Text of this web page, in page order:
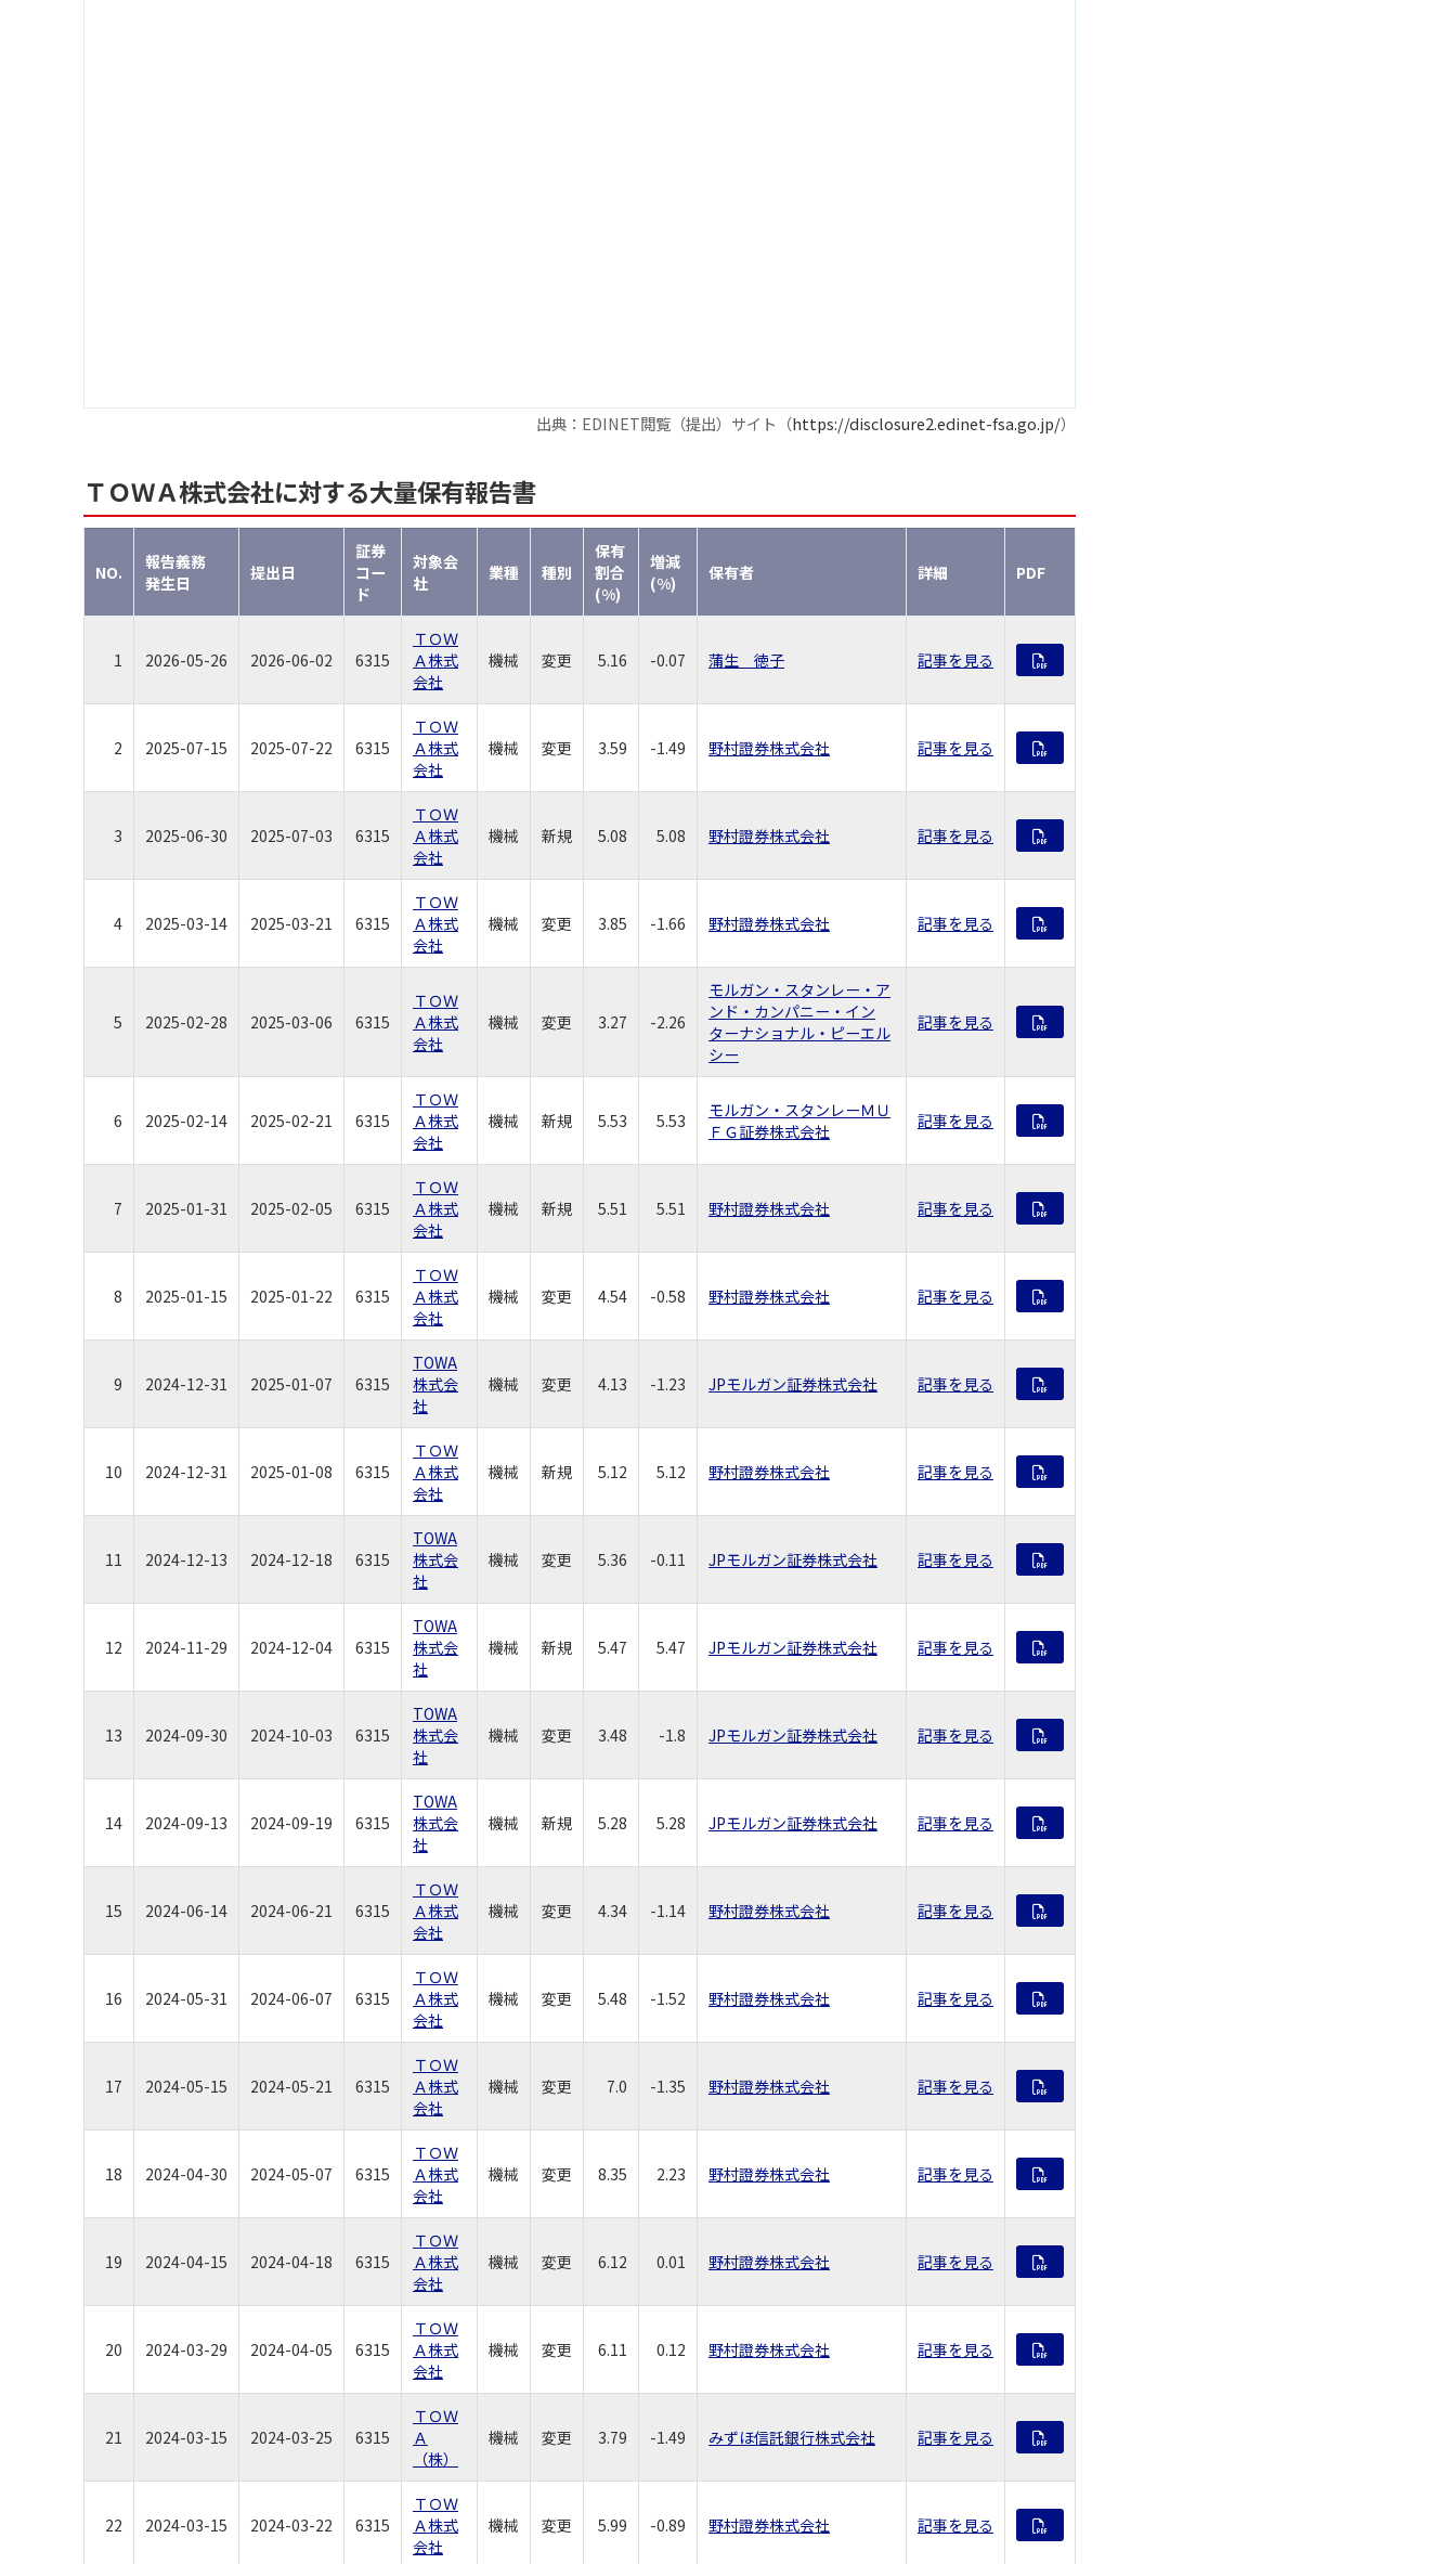
出典：EDINET閲覧（提出）サイト（https://disclosure2.edinet-fsa.go.jp/）
ＴＯＷＡ株式会社に対する大量保有報告書
NO.
報告義務
発生日
提出日
証券
コー
ド
対象会
社
業種 種別
保有
割合
(%)
増減
(%)
保有者 詳細 PDF
1 2026-05-26 2026-06-02 6315
ＴＯＷ
Ａ株式
会社
機械 変更 5.16 -0.07 蒲生 徳子 記事を見る
2 2025-07-15 2025-07-22 6315
ＴＯＷ
Ａ株式
会社
機械 変更 3.59 -1.49 野村證券株式会社 記事を見る
3 2025-06-30 2025-07-03 6315
ＴＯＷ
Ａ株式
会社
機械 新規 5.08 5.08 野村證券株式会社 記事を見る
4 2025-03-14 2025-03-21 6315
ＴＯＷ
Ａ株式
会社
機械 変更 3.85 -1.66 野村證券株式会社 記事を見る
5 2025-02-28 2025-03-06 6315
ＴＯＷ
Ａ株式
会社
機械 変更 3.27 -2.26
モルガン・スタンレー・ア
ンド・カンパニー・イン
ターナショナル・ピーエル
シー
記事を見る
6 2025-02-14 2025-02-21 6315
ＴＯＷ
Ａ株式
会社
機械 新規 5.53 5.53
モルガン・スタンレーＭＵ
ＦＧ証券株式会社
記事を見る
7 2025-01-31 2025-02-05 6315
ＴＯＷ
Ａ株式
会社
機械 新規 5.51 5.51 野村證券株式会社 記事を見る
8 2025-01-15 2025-01-22 6315
ＴＯＷ
Ａ株式
会社
機械 変更 4.54 -0.58 野村證券株式会社 記事を見る
9 2024-12-31 2025-01-07 6315
TOWA
株式会
社
機械 変更 4.13 -1.23 JPモルガン証券株式会社 記事を見る
10 2024-12-31 2025-01-08 6315
ＴＯＷ
Ａ株式
会社
機械 新規 5.12 5.12 野村證券株式会社 記事を見る
11 2024-12-13 2024-12-18 6315
TOWA
株式会
社
機械 変更 5.36 -0.11 JPモルガン証券株式会社 記事を見る
12 2024-11-29 2024-12-04 6315
TOWA
株式会
社
機械 新規 5.47 5.47 JPモルガン証券株式会社 記事を見る
13 2024-09-30 2024-10-03 6315
TOWA
株式会
社
機械 変更 3.48 -1.8 JPモルガン証券株式会社 記事を見る
14 2024-09-13 2024-09-19 6315
TOWA
株式会
社
機械 新規 5.28 5.28 JPモルガン証券株式会社 記事を見る
15 2024-06-14 2024-06-21 6315
ＴＯＷ
Ａ株式
会社
機械 変更 4.34 -1.14 野村證券株式会社 記事を見る
16 2024-05-31 2024-06-07 6315
ＴＯＷ
Ａ株式
会社
機械 変更 5.48 -1.52 野村證券株式会社 記事を見る
17 2024-05-15 2024-05-21 6315
ＴＯＷ
Ａ株式
会社
機械 変更 7.0 -1.35 野村證券株式会社 記事を見る
18 2024-04-30 2024-05-07 6315
ＴＯＷ
Ａ株式
会社
機械 変更 8.35 2.23 野村證券株式会社 記事を見る
19 2024-04-15 2024-04-18 6315
ＴＯＷ
Ａ株式
会社
機械 変更 6.12 0.01 野村證券株式会社 記事を見る
20 2024-03-29 2024-04-05 6315
ＴＯＷ
Ａ株式
会社
機械 変更 6.11 0.12 野村證券株式会社 記事を見る
21 2024-03-15 2024-03-25 6315
ＴＯＷ
Ａ
（株）
機械 変更 3.79 -1.49 みずほ信託銀行株式会社 記事を見る
22 2024-03-15 2024-03-22 6315
ＴＯＷ
Ａ株式
会社
機械 変更 5.99 -0.89 野村證券株式会社 記事を見る